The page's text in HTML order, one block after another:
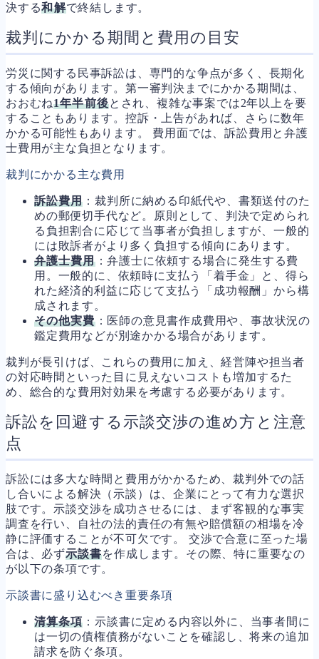
決する和解で終結します。
裁判にかかる期間と費用の目安
労災に関する民事訴訟は、専門的な争点が多く、長期化
する傾向があります。第一審判決までにかかる期間は、
おおむね1年半前後とされ、複雑な事案では2年以上を要
することもあります。控訴・上告があれば、さらに数年
かかる可能性もあります。 費用面では、訴訟費用と弁護
士費用が主な負担となります。
裁判にかかる主な費用
訴訟費用 ：裁判所に納める印紙代や、書類送付のた
めの郵便切手代など。原則として、判決で定められ
る負担割合に応じて当事者が負担しますが、一般的
には敗訴者がより多く負担する傾向にあります。
弁護士費用：弁護士に依頼する場合に発生する費
用。一般的に、依頼時に支払う「着手金」と、得ら
れた経済的利益に応じて支払う「成功報酬」から構
成されます。
その他実費：医師の意見書作成費用や、事故状況の
鑑定費用などが別途かかる場合があります。
裁判が長引けば、これらの費用に加え、経営陣や担当者
の対応時間といった目に見えないコストも増加するた
め、総合的な費用対効果を考慮する必要があります。
訴訟を回避する示談交渉の進め方と注意
点
訴訟には多大な時間と費用がかかるため、裁判外での話
し合いによる解決（示談）は、企業にとって有力な選択
肢です。示談交渉を成功させるには、まず客観的な事実
調査を行い、自社の法的責任の有無や賠償額の相場を冷
静に評価することが不可欠です。 交渉で合意に至った場
合は、必ず示談書を作成します。その際、特に重要なの
が以下の条項です。
示談書に盛り込むべき重要条項
清算条項 ：示談書に定める内容以外に、当事者間に
は一切の債権債務がないことを確認し、将来の追加
請求を防ぐ条項。